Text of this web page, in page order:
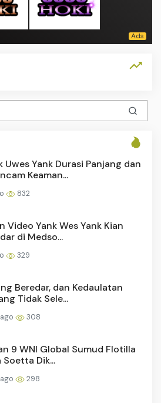
Uwes Yank Durasi Panjang dan
Keaman...
832
Video Yank Wes Yank Kian
di Medso...
329
Beredar, dan Kedaulatan
Tidak Sele...
308
9 WNI Global Sumud Flotilla
Soetta Dik...
298